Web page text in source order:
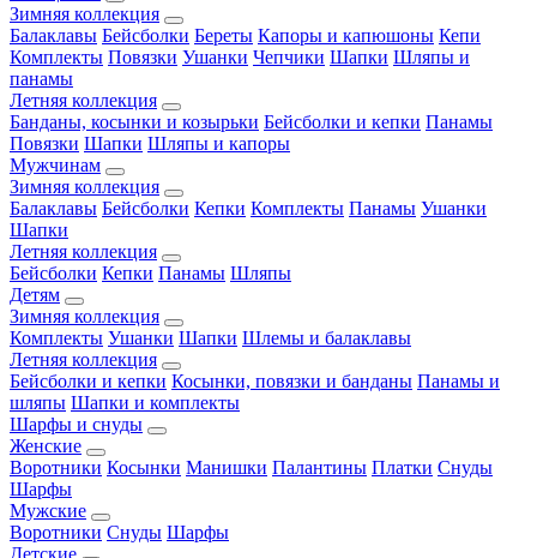
Зимняя коллекция
Балаклавы Бейсболки Береты Капоры и капюшоны Кепи
Комплекты Повязки Ушанки Чепчики Шапки Шляпы и
панамы
Летняя коллекция
Банданы, косынки и козырьки Бейсболки и кепки Панамы
Повязки Шапки Шляпы и капоры
Мужчинам
Зимняя коллекция
Балаклавы Бейсболки Кепки Комплекты Панамы Ушанки
Шапки
Летняя коллекция
Бейсболки Кепки Панамы Шляпы
Детям
Зимняя коллекция
Комплекты Ушанки Шапки Шлемы и балаклавы
Летняя коллекция
Бейсболки и кепки Косынки, повязки и банданы Панамы и
шляпы Шапки и комплекты
Шарфы и снуды
Женские
Воротники Косынки Манишки Палантины Платки Снуды
Шарфы
Мужские
Воротники Снуды Шарфы
Детские